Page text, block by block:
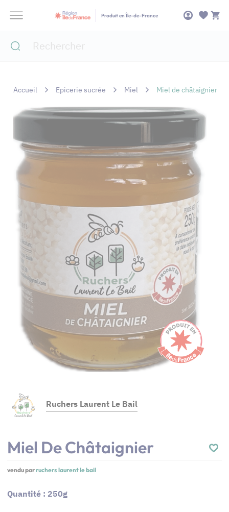
Produit en Île-de-France
Accueil Epicerie sucrée Miel Miel de châtaignier
Ruchers Laurent Le Bail
Miel De Châtaignier
vendu parruchers laurent le bail
Quantité : 250g